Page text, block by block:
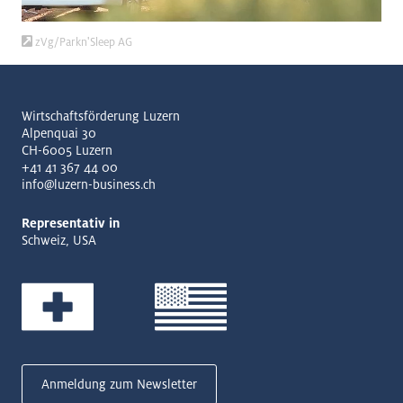
zVg/Parkn'Sleep AG
Wirtschaftsförderung Luzern
Alpenquai 30
CH-6005 Luzern
+41 41 367 44 00
info@luzern-business.ch
Representativ in
Schweiz, USA
Anmeldung zum Newsletter